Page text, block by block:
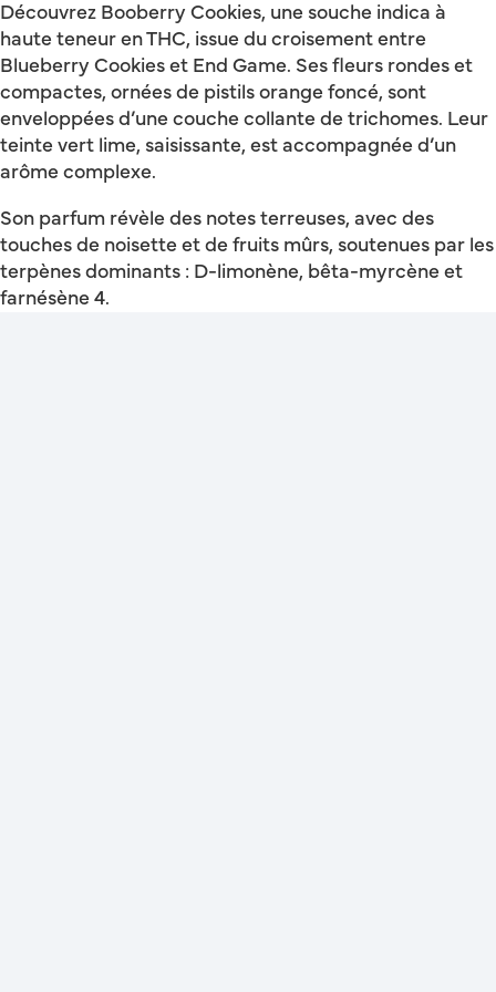
Découvrez Booberry Cookies, une souche indica à
haute teneur en THC, issue du croisement entre
Blueberry Cookies et End Game. Ses fleurs rondes et
compactes, ornées de pistils orange foncé, sont
enveloppées d’une couche collante de trichomes. Leur
teinte vert lime, saisissante, est accompagnée d’un
arôme complexe.
Son parfum révèle des notes terreuses, avec des
touches de noisette et de fruits mûrs, soutenues par les
terpènes dominants : D-limonène, bêta-myrcène et
farnésène 4.